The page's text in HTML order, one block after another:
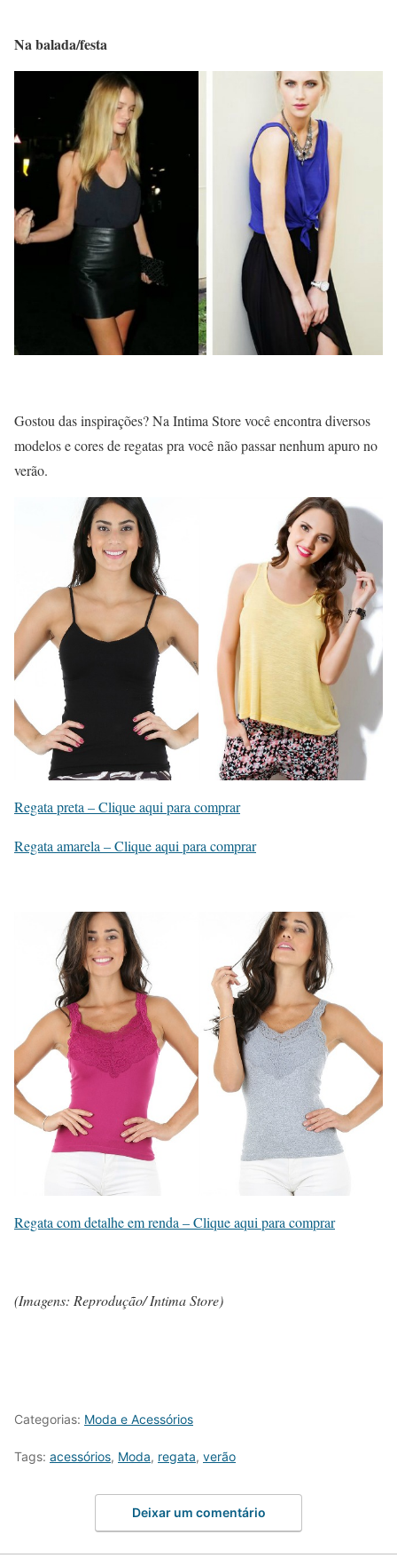
Na balada/festa
Gostou das inspirações? Na Intima Store você encontra diversos
modelos e cores de regatas pra você não passar nenhum apuro no
verão.
Regata preta – Clique aqui para comprar
Regata amarela – Clique aqui para comprar
Regata com detalhe em renda – Clique aqui para comprar
(Imagens: Reprodução/ Intima Store)
Categorias: Moda e Acessórios
Tags: acessórios, Moda, regata, verão
Deixar um comentário